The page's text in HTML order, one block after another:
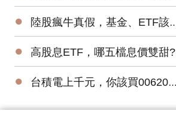
● 陸股瘋牛真假，基金、ETF該怎麼挑?
● 高股息ETF，哪五檔息價雙甜?
● 台積電上千元，你該買006208還是0056?